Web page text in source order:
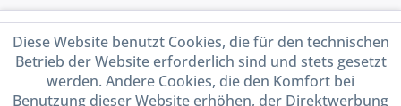
Service Hotline
Shop Service
Diese Website benutzt Cookies, die für den technischen
Betrieb der Website erforderlich sind und stets gesetzt
werden. Andere Cookies, die den Komfort bei
Benutzung dieser Website erhöhen, der Direktwerbung